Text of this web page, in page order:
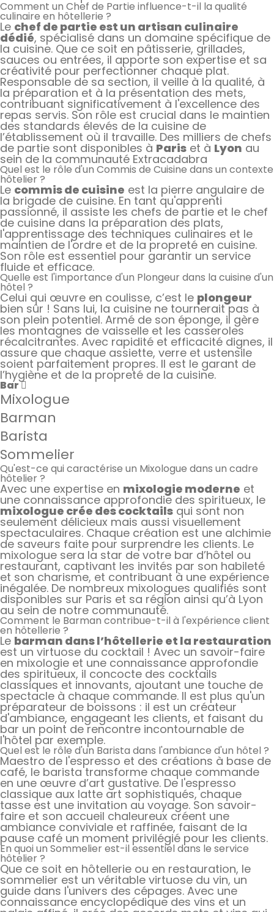
Comment un Chef de Partie influence-t-il la qualité
culinaire en hôtellerie ?
Le chef de partie est un artisan culinaire
dédié, spécialisé dans un domaine spécifique de
la cuisine. Que ce soit en pâtisserie, grillades,
sauces ou entrées, il apporte son expertise et sa
créativité pour perfectionner chaque plat.
Responsable de sa section, il veille à la qualité, à
la préparation et à la présentation des mets,
contribuant significativement à l'excellence des
repas servis. Son rôle est crucial dans le maintien
des standards élevés de la cuisine de
l’établissement où il travaille. Des milliers de chefs
de partie sont disponibles à Paris et à Lyon au
sein de la communauté Extracadabra
Quel est le rôle d'un Commis de Cuisine dans un contexte
hôtelier ?
Le commis de cuisine est la pierre angulaire de
la brigade de cuisine. En tant qu'apprenti
passionné, il assiste les chefs de partie et le chef
de cuisine dans la préparation des plats,
l'apprentissage des techniques culinaires et le
maintien de l'ordre et de la propreté en cuisine.
Son rôle est essentiel pour garantir un service
fluide et efficace.
Quelle est l'importance d'un Plongeur dans la cuisine d'un
hôtel ?
Celui qui œuvre en coulisse, c’est le plongeur
bien sûr ! Sans lui, la cuisine ne tournerait pas à
son plein potentiel. Armé de son éponge, il gère
les montagnes de vaisselle et les casseroles
récalcitrantes. Avec rapidité et efficacité dignes, il
assure que chaque assiette, verre et ustensile
soient parfaitement propres. Il est le garant de
l’hygiène et de la propreté de la cuisine.
Bar
Mixologue
Barman
Barista
Sommelier
Qu'est-ce qui caractérise un Mixologue dans un cadre
hôtelier ?
Avec une expertise en mixologie moderne et
une connaissance approfondie des spiritueux, le
mixologue crée des cocktails qui sont non
seulement délicieux mais aussi visuellement
spectaculaires. Chaque création est une alchimie
de saveurs faite pour surprendre les clients. Le
mixologue sera la star de votre bar d’hôtel ou
restaurant, captivant les invités par son habileté
et son charisme, et contribuant à une expérience
inégalée. De nombreux mixologues qualifiés sont
disponibles sur Paris et sa région ainsi qu’à Lyon
au sein de notre communauté.
Comment le Barman contribue-t-il à l'expérience client
en hôtellerie ?
Le barman dans l’hôtellerie et la restauration
est un virtuose du cocktail ! Avec un savoir-faire
en mixologie et une connaissance approfondie
des spiritueux, il concocte des cocktails
classiques et innovants, ajoutant une touche de
spectacle à chaque commande. Il est plus qu'un
préparateur de boissons : il est un créateur
d'ambiance, engageant les clients, et faisant du
bar un point de rencontre incontournable de
l'hôtel par exemple.
Quel est le rôle d'un Barista dans l'ambiance d'un hôtel ?
Maestro de l'espresso et des créations à base de
café, le barista transforme chaque commande
en une œuvre d’art gustative. De l'espresso
classique aux latte art sophistiqués, chaque
tasse est une invitation au voyage. Son savoir-
faire et son accueil chaleureux créent une
ambiance conviviale et raffinée, faisant de la
pause café un moment privilégié pour les clients.
En quoi un Sommelier est-il essentiel dans le service
hôtelier ?
Que ce soit en hôtellerie ou en restauration, le
sommelier est un véritable virtuose du vin, un
guide dans l'univers des cépages. Avec une
connaissance encyclopédique des vins et un